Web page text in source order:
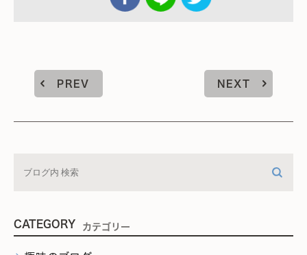
PREV NEXT
CATEGORY カテゴリー